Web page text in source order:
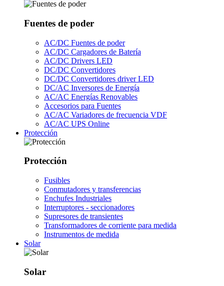
Fuentes de poder
AC/DC Fuentes de poder
AC/DC Cargadores de Batería
AC/DC Drivers LED
DC/DC Convertidores
DC/DC Convertidores driver LED
DC/AC Inversores de Energía
AC/AC Energías Renovables
Accesorios para Fuentes
AC/AC Variadores de frecuencia VDF
AC/AC UPS Online
Protección
Protección
Fusibles
Conmutadores y transferencias
Enchufes Industriales
Interruptores - seccionadores
Supresores de transientes
Transformadores de corriente para medida
Instrumentos de medida
Solar
Solar